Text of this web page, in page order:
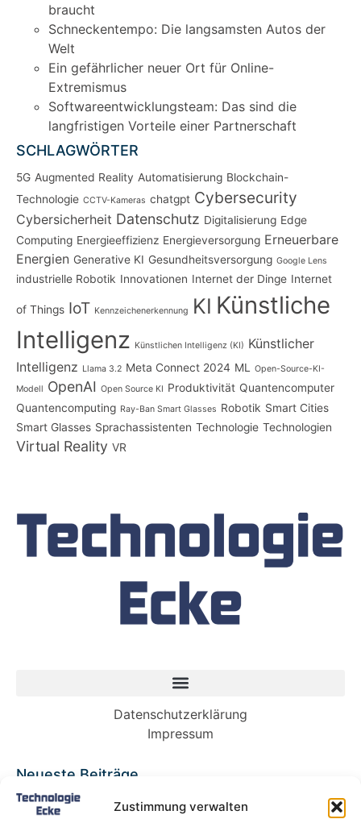
Zustimmung verwalten
braucht
Schneckentempo: Die langsamsten Autos der
Welt
Ein gefährlicher neuer Ort für Online-
Extremismus
Softwareentwicklungsteam: Das sind die
langfristigen Vorteile einer Partnerschaft
SCHLAGWÖRTER
5G Augmented Reality Automatisierung Blockchain-
Technologie CCTV-Kameras chatgpt Cybersecurity
Cybersicherheit Datenschutz Digitalisierung Edge
Computing Energieeffizienz Energieversorgung Erneuerbare
Energien Generative KI Gesundheitsversorgung Google Lens
industrielle Robotik Innovationen Internet der Dinge Internet
of Things IoT Kennzeichenerkennung KI Künstliche
Intelligenz Künstlichen Intelligenz (KI) Künstlicher
Intelligenz Llama 3.2 Meta Connect 2024 ML
Open-Source-KI-
Modell OpenAI Open Source KI Produktivität Quantencomputer
Quantencomputing Ray-Ban Smart Glasses Robotik Smart Cities
Smart Glasses Sprachassistenten Technologie Technologien
Virtual Reality VR
Datenschutzerklärung
Impressum
Neueste Beiträge
Babybett 90×200: Die perfekte Lösung für